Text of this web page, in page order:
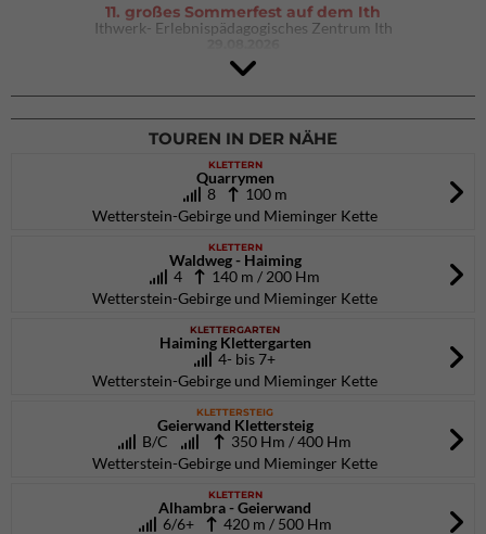
11. großes Sommerfest auf dem Ith
Ithwerk- Erlebnispädagogisches Zentrum Ith
4Blocs KIDS 2026
DAV Kletter- & Boulderzentrum München Süd (Thalkirchen)
26.09.2026
TOUREN IN DER NÄHE
KLETTERN
Quarrymen
8 100 m
Wetterstein-Gebirge und Mieminger Kette
KLETTERN
Waldweg - Haiming
4
140 m / 200 Hm
Wetterstein-Gebirge und Mieminger Kette
KLETTERGARTEN
Haiming Klettergarten
4- bis 7+
Wetterstein-Gebirge und Mieminger Kette
KLETTERSTEIG
Geierwand Klettersteig
B/C
350 Hm / 400 Hm
Wetterstein-Gebirge und Mieminger Kette
KLETTERN
Alhambra - Geierwand
6/6+ 420 m / 500 Hm